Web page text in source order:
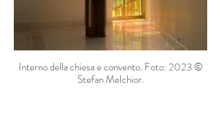
Interno della chiesa e convento. Foto: 2023 ©
Stefan Melchior.